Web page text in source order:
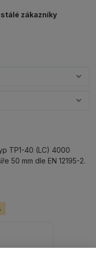
zákazníky
TP1-40 (LC) 4000
50 mm dle EN 12195-2.